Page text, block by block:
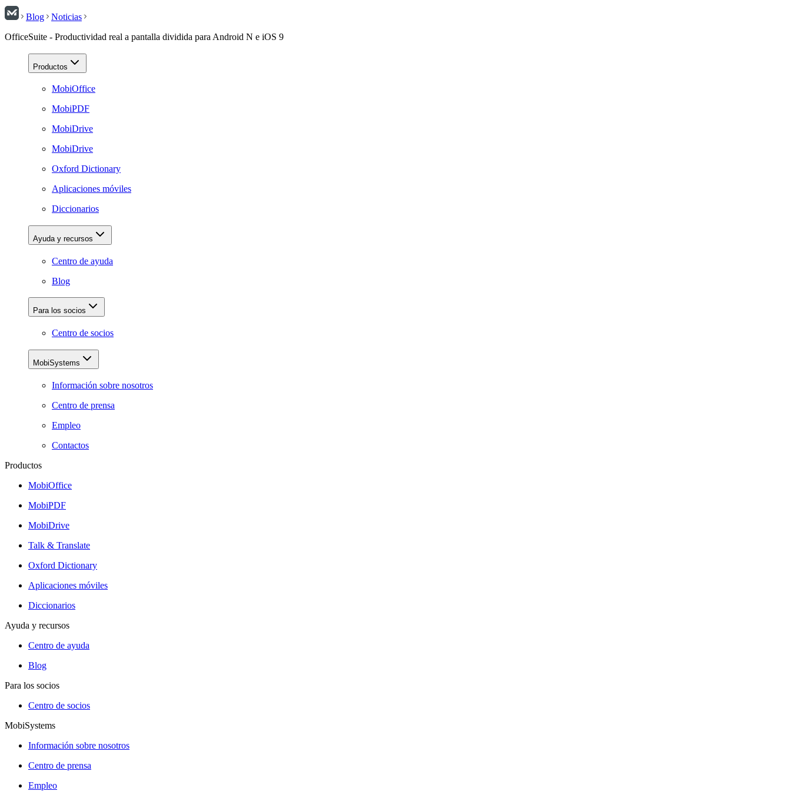
Blog
Noticias
OfficeSuite - Productividad real a pantalla dividida para Android N e iOS 9
Productos
MobiOffice
MobiPDF
MobiDrive
MobiDrive
Oxford Dictionary
Aplicaciones móviles
Diccionarios
Ayuda y recursos
Centro de ayuda
Blog
Para los socios
Centro de socios
MobiSystems
Información sobre nosotros
Centro de prensa
Empleo
Contactos
Productos
MobiOffice
MobiPDF
MobiDrive
Talk & Translate
Oxford Dictionary
Aplicaciones móviles
Diccionarios
Ayuda y recursos
Centro de ayuda
Blog
Para los socios
Centro de socios
MobiSystems
Información sobre nosotros
Centro de prensa
Empleo